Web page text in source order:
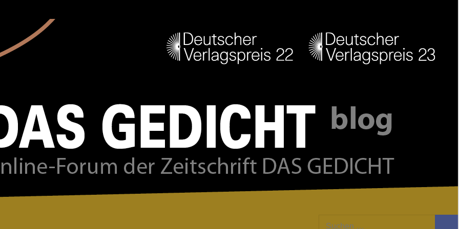
Suchen